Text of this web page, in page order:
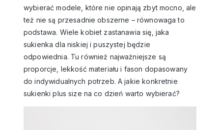
wybierać modele, które nie opinają zbyt mocno, ale
też nie są przesadnie obszerne – równowaga to
podstawa. Wiele kobiet zastanawia się, jaka
sukienka dla niskiej i puszystej będzie
odpowiednia. Tu również najważniejsze są
proporcje, lekkość materiału i fason dopasowany
do indywidualnych potrzeb. A jakie konkretnie
sukienki plus size na co dzień warto wybierać?